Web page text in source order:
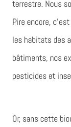
terrestre. Nous
Pire encore,
les habitats des
bâtiments, nos
pesticides et
Or, sans cette